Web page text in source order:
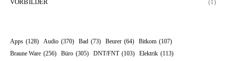
VORBILDER (1)
Apps (128) Audio (370) Bad (73) Beurer (64) Bitkom (107)
Braune Ware (256) Büro (305) DNT/FNT (103) Elektrik (113)